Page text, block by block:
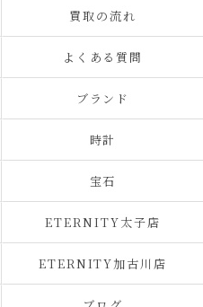
買取の流れ
よくある質問
ブランド
時計
宝石
ETERNITY太子店
ETERNITY加古川店